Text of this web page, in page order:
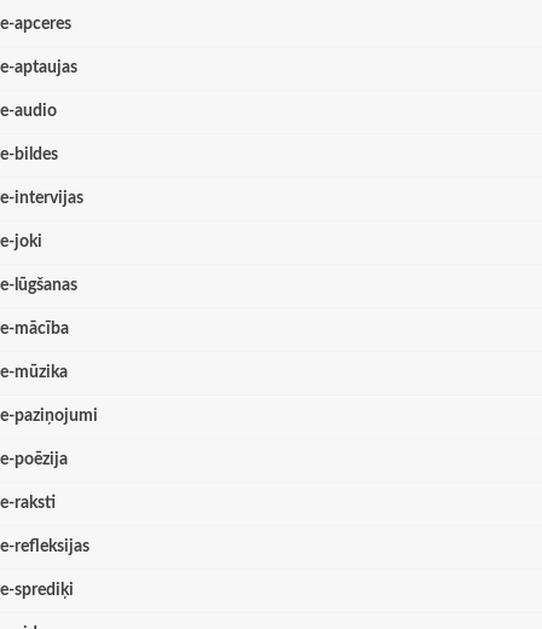
e-apceres
e-aptaujas
e-audio
e-bildes
e-intervijas
e-joki
e-lūgšanas
e-mācība
e-mūzika
e-paziņojumi
e-poēzija
e-raksti
e-refleksijas
e-sprediķi